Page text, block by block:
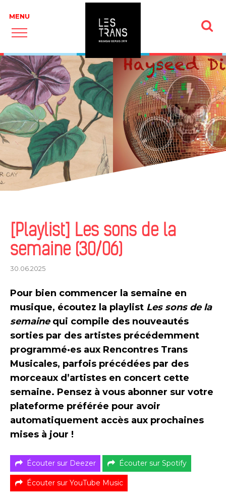
[Playlist] Les sons de la
semaine (30/06)
30.06.2025
Pour bien commencer la semaine en
musique, écoutez la playlist Les sons de la
semainequi compile des nouveautés
sorties par des artistes précédemment
programmé·es aux Rencontres Trans
Musicales, parfois précédées par des
morceaux d’artistes en concert cette
semaine. Pensez à vous abonner sur votre
plateforme préférée pour avoir
automatiquement accès aux prochaines
mises à jour !
Écouter sur Deezer Écouter sur Spotify
Écouter sur YouTube Music